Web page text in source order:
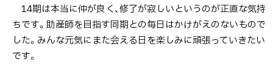
14期は本当に仲が良く、修了が寂しいというのが正直な気持
ちです。助産師を目指す同期との毎日はかけがえのないもので
した。みんな元気にまた会える日を楽しみに頑張っていきたい
です。